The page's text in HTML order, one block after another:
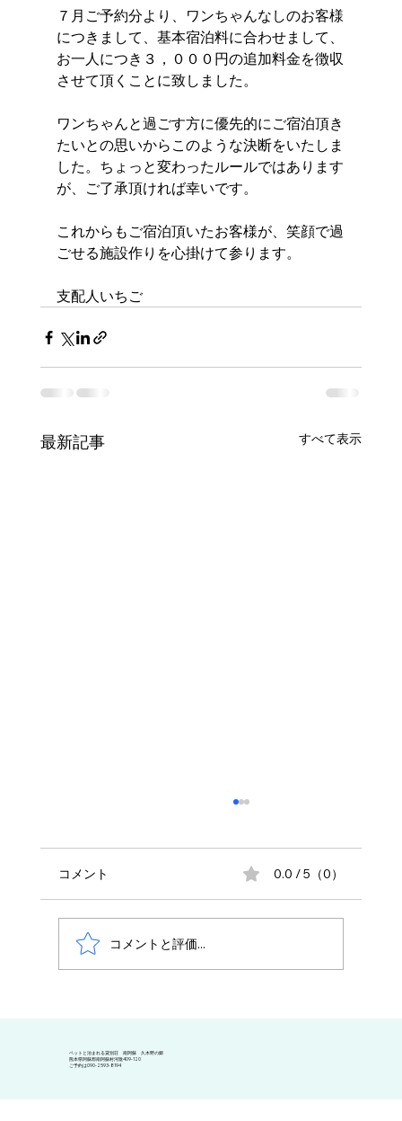
７月ご予約分より、ワンちゃんなしのお客様
につきまして、基本宿泊料に合わせまして、
お一人につき３，０００円の追加料金を徴収
させて頂くことに致しました。
ワンちゃんと過ごす方に優先的にご宿泊頂き
たいとの思いからこのような決断をいたしま
した。ちょっと変わったルールではあります
が、ご了承頂ければ幸いです。
これからもご宿泊頂いたお客様が、笑顔で過
ごせる施設作りを心掛けて参ります。
支配人いちご
最新記事 すべて表示
なんかいい感じだったので
コメント 0.0 / 5（0）
コメントと評価...
​ペットと泊まれる貸別荘 南阿蘇 久木野の郷
熊本県阿蘇郡南阿蘇村河陰409-120
​ご予約は090-2593-8194